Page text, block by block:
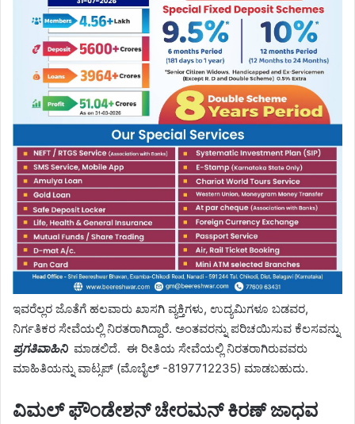
ಇವರೆಲ್ಲರ ಜೊತೆಗೆ ಹಲವಾರು ಖಾಸಗಿ ವ್ಯಕ್ತಿಗಳು, ಉದ್ಯಮಿಗಳೂ ಬಡವರ,
ನಿರ್ಗತಿಕರ ಸೇವೆಯಲ್ಲಿ ನಿರತರಾಗಿದ್ದಾರೆ. ಅಂತವರನ್ನು ಪರಿಚಯಿಸುವ ಕೆಲಸವನ್ನು
ಪ್ರಗತಿವಾಹಿನಿ ಮಾಡಲಿದೆ. ಈ ರೀತಿಯ ಸೇವೆಯಲ್ಲಿ ನಿರತರಾಗಿರುವವರು
ಮಾಹಿತಿಯನ್ನು ವಾಟ್ಸಪ್ (ಮೊಬೈಲ್ -8197712235) ಮಾಡಬಹುದು.
ವಿಮಲ್ ಫೌಂಡೇಶನ್ ಚೇರಮನ್ ಕಿರಣ್ ಜಾಧವ